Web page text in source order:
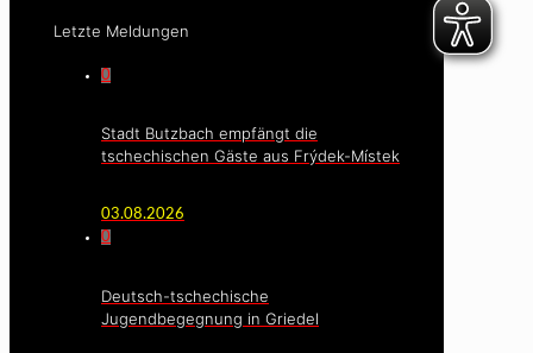
Letzte Meldungen
0
Stadt Butzbach empfängt die
tschechischen Gäste aus Frýdek-Místek
03.08.2026
0
Deutsch-tschechische
Jugendbegegnung in Griedel